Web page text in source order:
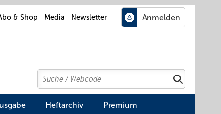
& Shop Media Newsletter
Search
Suchen
Heftarchiv Premium